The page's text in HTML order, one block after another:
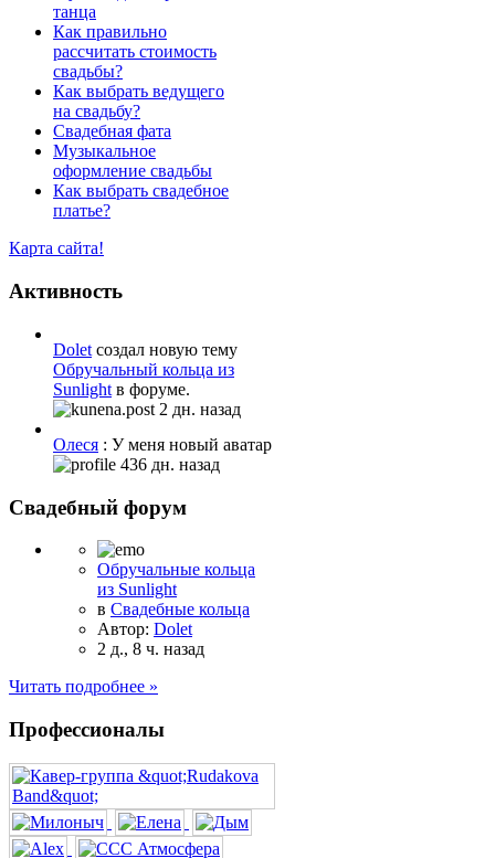
танца
Как правильно
рассчитать стоимость
свадьбы?
Как выбрать ведущего
на свадьбу?
Свадебная фата
Музыкальное
оформление свадьбы
Как выбрать свадебное
платье?
Карта сайта!
Активность
Dolet создал новую тему
Обручальный кольца из
Sunlight в форуме.
2 дн. назад
Олеся : У меня новый аватар
436 дн. назад
Свадебный форум
Обручальные кольца
из Sunlight
в Свадебные кольца
Автор: Dolet
2 д., 8 ч. назад
Читать подробнее »
Профессионалы